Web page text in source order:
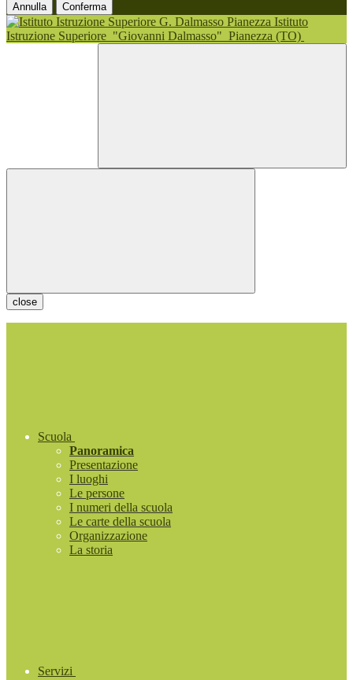
Annulla Conferma
Istituto
Istruzione Superiore "Giovanni Dalmasso" Pianezza (TO)
close
Scuola
Panoramica
Presentazione
I luoghi
Le persone
I numeri della scuola
Le carte della scuola
Organizzazione
La storia
Servizi